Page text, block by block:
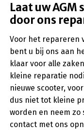
Laat uw
door ons
Voor het repareren
bent u bij ons aan
klaar voor alle
kleine reparatie
nieuwe scooter,
dus niet tot kleine
worden en neem zo
contact met ons